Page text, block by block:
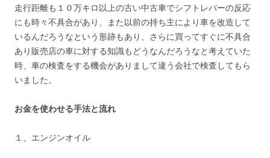
走行距離も１０万キロ以上の古い中古車でシフトレバーの反応
にも時々不具合があり、また以前の持ち主により車を改造して
いるんだろうなという形跡もあり、さらに買ってすぐに不具合
あり販売店の車に対する知識もどうなんだろうなと考えていた
時、車の検査をする機会がありまして違う会社で検査してもら
いました。
お金を使わせる手法と流れ
１、エンジンオイル